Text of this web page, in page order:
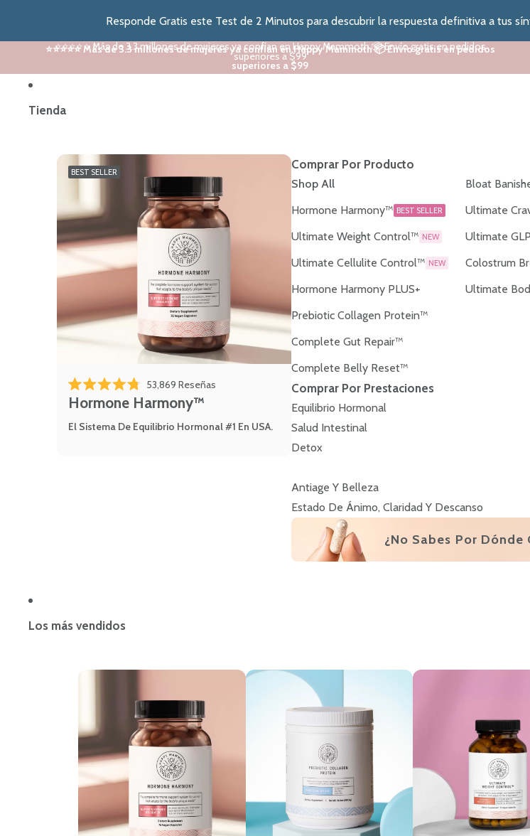
Responde Gratis este Test de 2 Minutos para descubrir la respuesta definitiva a tus
⭐⭐⭐⭐⭐ Más de 3.3 millones de mujeres ya confían en Happy Mammoth 📦 Envío gratis en pedidos
superiores a $99
⭐⭐⭐⭐⭐ Más de 3.3 millones de mujeres ya confían en Happy Mammoth 📦 Envío gratis en pedidos
superiores a $99
Tienda
BEST SELLER
Calificado 4.8 de 5 estrellas
53,869 Reseñas
Hormone Harmony™
El Sistema De Equilibrio Hormonal #1 En USA.
Comprar Por Producto
Shop All
Hormone Harmony™ BEST SELLER
Ultimate Weight Control™ NEW
Ultimate Cellulite Control™ NEW
Hormone Harmony PLUS+
Prebiotic Collagen Protein™
Complete Gut Repair™
Complete Belly Reset™
Bloat
Ultimate
Ultimate
Colostrum
Ultimate
Comprar Por Prestaciones
Equilibrio Hormonal
Salud Intestinal
Detox
Antiage Y Belleza
Estado De Ánimo, Claridad Y Descanso
¿No Sabes Por Dónde
Los más vendidos